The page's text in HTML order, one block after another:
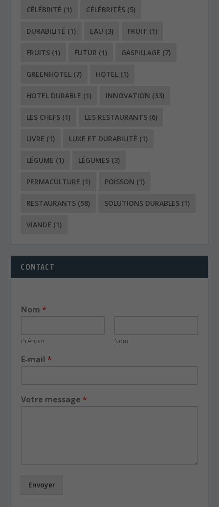
CÉLÉBRITÉ (1) CÉLÉBRITÉS (5)
DURABILITÉ (1) EAU (3) FRUIT (1)
FRUITS (1) FUTUR (1) GASPILLAGE (7)
GREENHOTEL (7) HOTEL (1)
HOTEL DURABLE (1) INNOVATION (33)
LES CHEFS (1) LES RESTAURANTS (6)
LIVRE (1) LUXE ET DURABILITÉ (1)
LÉGUME (1) LÉGUMES (3)
PERMACULTURE (1) POISSON (1)
RESTAURANTS (58) SOLUTIONS DURABLES (1)
VIANDE (1)
CONTACT
Nom *
Prénom Nom
E-mail *
Votre message *
Envoyer